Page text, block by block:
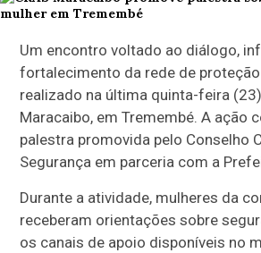
Um encontro voltado ao diálogo,
fortalecimento da rede de
realizado na última quinta-feira
Maracaibo, emTremembé. A ação
palestra promovida pelo Conselho
Segurança em parceria com a
Durante a atividade, mulheres da
receberam orientações sobre
os canais de apoio disponíveis no